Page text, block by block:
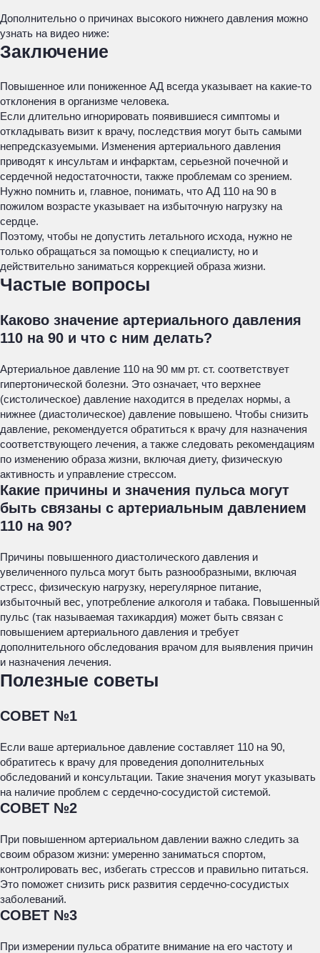
Дополнительно о причинах высокого нижнего давления можно
узнать на видео ниже:
Заключение
Повышенное или пониженное АД всегда указывает на какие-то
отклонения в организме человека.
Если длительно игнорировать появившиеся симптомы и
откладывать визит к врачу, последствия могут быть самыми
непредсказуемыми. Изменения артериального давления
приводят к инсультам и инфарктам, серьезной почечной и
сердечной недостаточности, также проблемам со зрением.
Нужно помнить и, главное, понимать, что АД 110 на 90 в
пожилом возрасте указывает на избыточную нагрузку на
сердце.
Поэтому, чтобы не допустить летального исхода, нужно не
только обращаться за помощью к специалисту, но и
действительно заниматься коррекцией образа жизни.
Частые вопросы
Каково значение артериального давления
110 на 90 и что с ним делать?
Артериальное давление 110 на 90 мм рт. ст. соответствует
гипертонической болезни. Это означает, что верхнее
(систолическое) давление находится в пределах нормы, а
нижнее (диастолическое) давление повышено. Чтобы снизить
давление, рекомендуется обратиться к врачу для назначения
соответствующего лечения, а также следовать рекомендациям
по изменению образа жизни, включая диету, физическую
активность и управление стрессом.
Какие причины и значения пульса могут
быть связаны с артериальным давлением
110 на 90?
Причины повышенного диастолического давления и
увеличенного пульса могут быть разнообразными, включая
стресс, физическую нагрузку, нерегулярное питание,
избыточный вес, употребление алкоголя и табака. Повышенный
пульс (так называемая тахикардия) может быть связан с
повышением артериального давления и требует
дополнительного обследования врачом для выявления причин
и назначения лечения.
Полезные советы
СОВЕТ №1
Если ваше артериальное давление составляет 110 на 90,
обратитесь к врачу для проведения дополнительных
обследований и консультации. Такие значения могут указывать
на наличие проблем с сердечно-сосудистой системой.
СОВЕТ №2
При повышенном артериальном давлении важно следить за
своим образом жизни: умеренно заниматься спортом,
контролировать вес, избегать стрессов и правильно питаться.
Это поможет снизить риск развития сердечно-сосудистых
заболеваний.
СОВЕТ №3
При измерении пульса обратите внимание на его частоту и